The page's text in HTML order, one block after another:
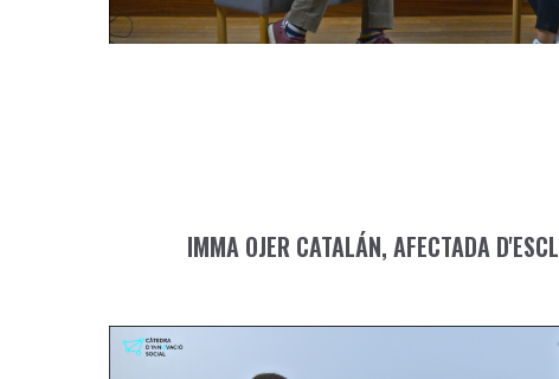
IMMA OJER CATALÁN, AFECTADA